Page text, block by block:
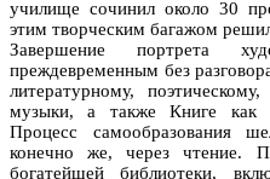
училище сочинил около 30
этим творческим багажом
Завершение портрета
преждевременным без
литературному,
музыки, а также Книге как
Процесс самообразования
конечно же, через чтение.
богатейшей библиотеки,